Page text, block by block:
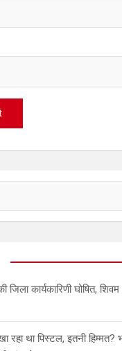
जिला कार्यकारिणी घोषित,
रहा था पिस्टल, इतनी हिम्मत?